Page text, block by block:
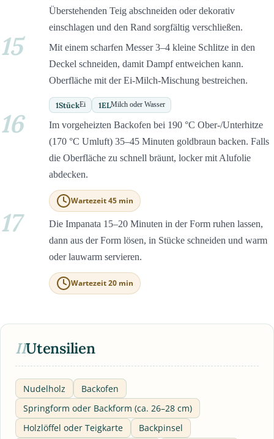
Überstehenden Teig abschneiden oder dekorativ
einschlagen und den Rand sorgfältig verschließen.
15
Mit einem scharfen Messer 3–4 kleine Schlitze in den
Deckel schneiden, damit Dampf entweichen kann.
Oberfläche mit der Ei-Milch-Mischung bestreichen.
1StückEi 1ELMilch oder Wasser
16
Im vorgeheizten Backofen bei 190 °C Ober-/Unterhitze
(170 °C Umluft) 35–45 Minuten goldbraun backen. Falls
die Oberfläche zu schnell bräunt, locker mit Alufolie
abdecken.
Wartezeit 45 min
17
Die Impanata 15–20 Minuten in der Form ruhen lassen,
dann aus der Form lösen, in Stücke schneiden und warm
oder lauwarm servieren.
Wartezeit 20 min
IIUtensilien
Nudelholz
Backofen
Springform oder Backform (ca. 26–28 cm)
Holzlöffel oder Teigkarte
Backpinsel